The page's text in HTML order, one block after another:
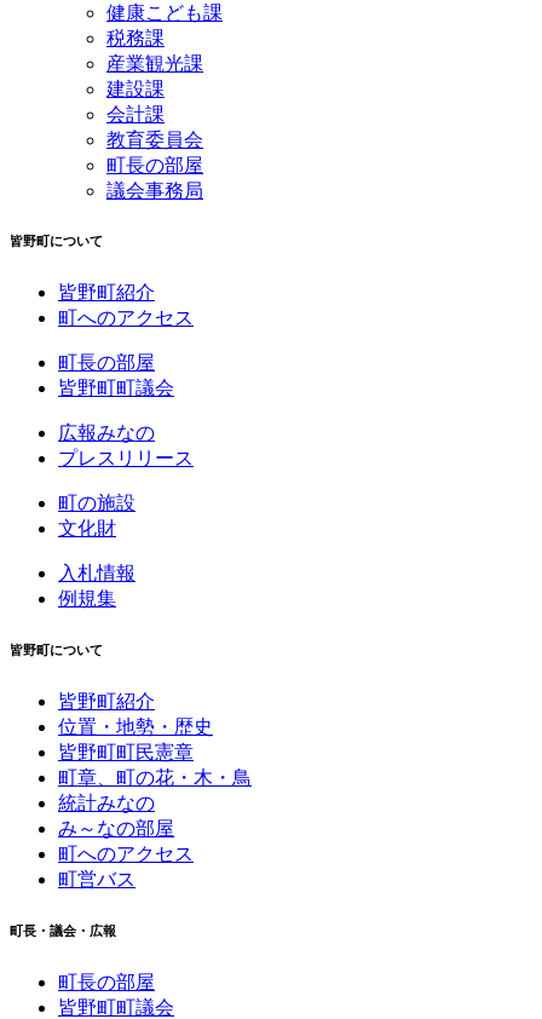
健康こども課
税務課
産業観光課
建設課
会計課
教育委員会
町長の部屋
議会事務局
皆野町について
皆野町紹介
町へのアクセス
町長の部屋
皆野町町議会
広報みなの
プレスリリース
町の施設
文化財
入札情報
例規集
皆野町について
皆野町紹介
位置・地勢・歴史
皆野町町民憲章
町章、町の花・木・鳥
統計みなの
み～なの部屋
町へのアクセス
町営バス
町長・議会・広報
町長の部屋
皆野町町議会